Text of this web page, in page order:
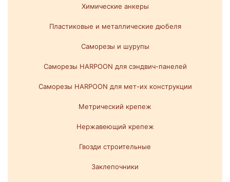
Химические анкеры
Пластиковые и металлические дюбеля
Саморезы и шурупы
Саморезы HARPOON для сэндвич-панелей
Саморезы HARPOON для мет-их конструкции
Метрический крепеж
Нержавеющий крепеж
Гвозди строительные
Заклепочники